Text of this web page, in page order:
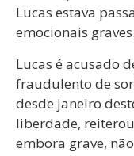
Lucas estava
emocionais graves.
Lucas é acusado
fraudulento de
desde janeiro
liberdade,
embora grave,